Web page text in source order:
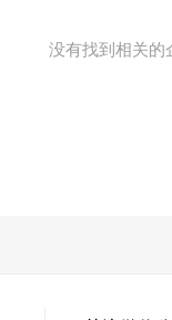
没有找到相关的